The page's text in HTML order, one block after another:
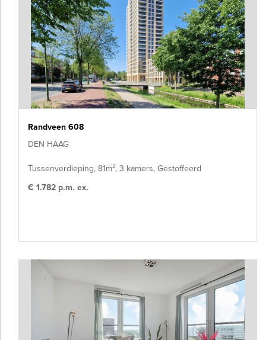
Randveen 608
DEN HAAG
Tussenverdieping, 81m², 3 kamers, Gestoffeerd
€ 1.782 p.m. ex.